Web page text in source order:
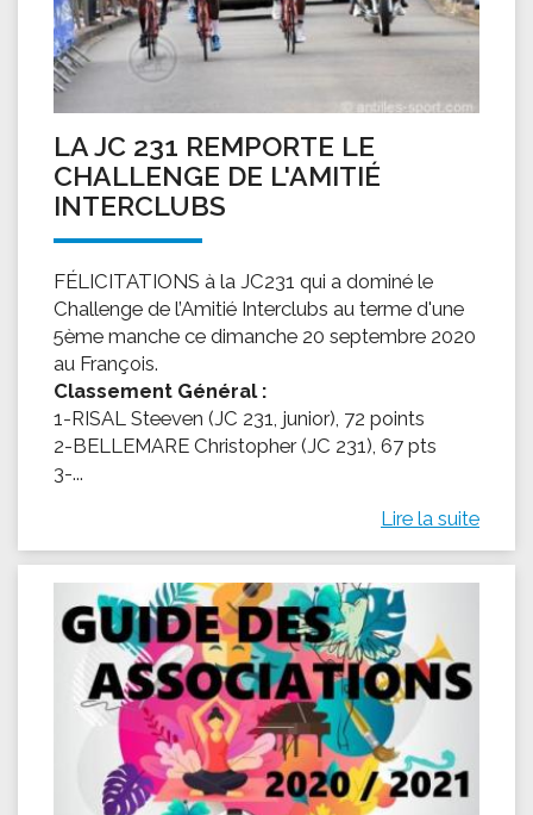
LA JC 231 REMPORTE LE
CHALLENGE DE L'AMITIÉ
INTERCLUBS
FÉLICITATIONS à la JC231 qui a dominé le
Challenge de l’Amitié Interclubs au terme d'une
5ème manche ce dimanche 20 septembre 2020
au François.
Classement Général :
1-RISAL Steeven (JC 231, junior), 72 points
2-BELLEMARE Christopher (JC 231), 67 pts
3-...
Lire la suite